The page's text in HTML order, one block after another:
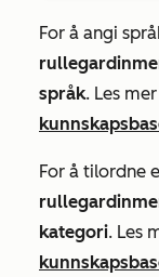
For å angi
språk. Les
For å tilordne
kategori. Les